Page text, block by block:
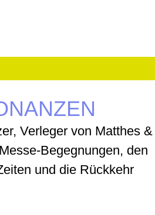
Verleger von Matthes &
Begegnungen, den
und die Rückkehr